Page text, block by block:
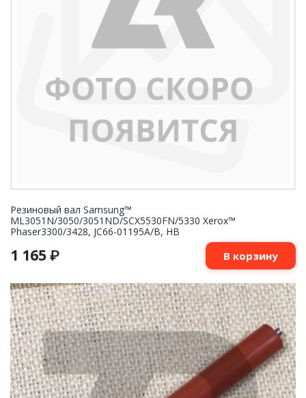
Резиновый вал Samsung™
ML3051N/3050/3051ND/SCX5530FN/5330 Xerox™
Phaser3300/3428, JC66-01195A/B, HB
1 165 ₽ В корзину